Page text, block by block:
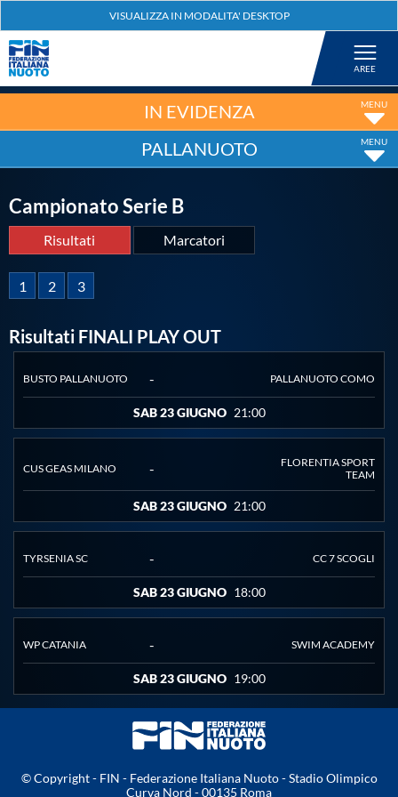
Nuoto
Tuffi
Salvamento
Master
Formazione
Propaganda
Centri Federali
IN EVIDENZA
PALLANUOTO
Campionato Serie B
Risultati Marcatori
1 2 3
Risultati FINALI PLAY OUT
BUSTO PALLANUOTO - PALLANUOTO COMO
SAB 23 GIUGNO 21:00
CUS GEAS MILANO -
FLORENTIA SPORT
TEAM
SAB 23 GIUGNO 21:00
TYRSENIA SC - CC 7 SCOGLI
SAB 23 GIUGNO 18:00
WP CATANIA - SWIM ACADEMY
SAB 23 GIUGNO 19:00
NOME SQUADRA
© Copyright - FIN - Federazione Italiana Nuoto - Stadio Olimpico
Curva Nord - 00135 Roma